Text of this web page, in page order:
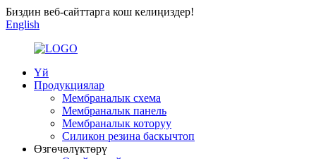
Биздин веб-сайттарга кош келиңиздер!
English
Үй
Продукциялар
Мембраналык схема
Мембраналык панель
Мембраналык которуу
Силикон резина баскычтоп
Өзгөчөлүктөрү